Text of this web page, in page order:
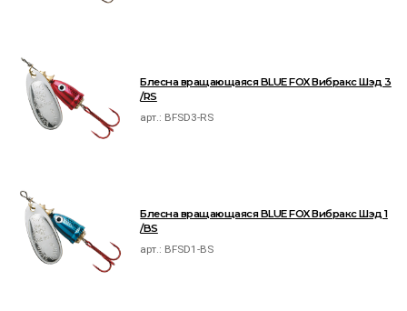
Блесна вращающаяся BLUE FOX Вибракс Шэд 3
/RS
арт.: BFSD3-RS
Блесна вращающаяся BLUE FOX Вибракс Шэд 1
/BS
арт.: BFSD1-BS